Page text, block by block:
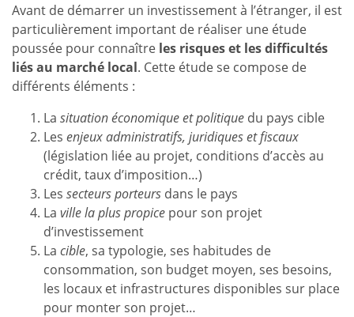
Avant de démarrer un investissement à l’étranger, il est
particulièrement important de réaliser une étude
poussée pour connaître les risques et les difficultés
liés au marché local. Cette étude se compose de
différents éléments :
La situation économique et politique du pays cible
Les enjeux administratifs, juridiques et fiscaux
(législation liée au projet, conditions d’accès au
crédit, taux d’imposition…)
Les secteurs porteurs dans le pays
La ville la plus propice pour son projet
d’investissement
La cible, sa typologie, ses habitudes de
consommation, son budget moyen, ses besoins,
les locaux et infrastructures disponibles sur place
pour monter son projet…